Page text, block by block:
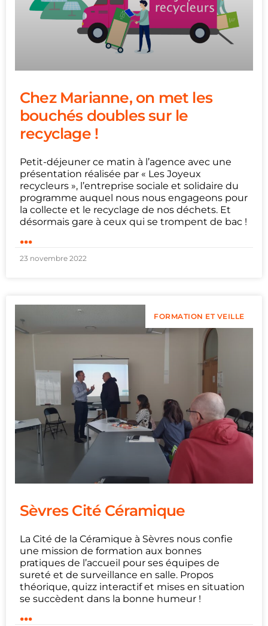
Chez Marianne, on met les
bouchés doubles sur le
recyclage !
Petit-déjeuner ce matin à l’agence avec une
présentation réalisée par « Les Joyeux
recycleurs », l’entreprise sociale et solidaire du
programme auquel nous nous engageons pour
la collecte et le recyclage de nos déchets. Et
désormais gare à ceux qui se trompent de bac !
...
23 novembre 2022
FORMATION ET VEILLE
Sèvres Cité Céramique
La Cité de la Céramique à Sèvres nous confie
une mission de formation aux bonnes
pratiques de l’accueil pour ses équipes de
sureté et de surveillance en salle. Propos
théorique, quizz interactif et mises en situation
se succèdent dans la bonne humeur !
...